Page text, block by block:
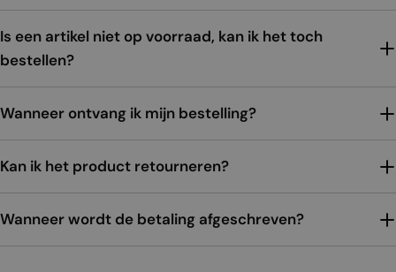
Is een artikel niet op voorraad, kan ik het toch
bestellen?
Wanneer ontvang ik mijn bestelling?
Kan ik het product retourneren?
Wanneer wordt de betaling afgeschreven?